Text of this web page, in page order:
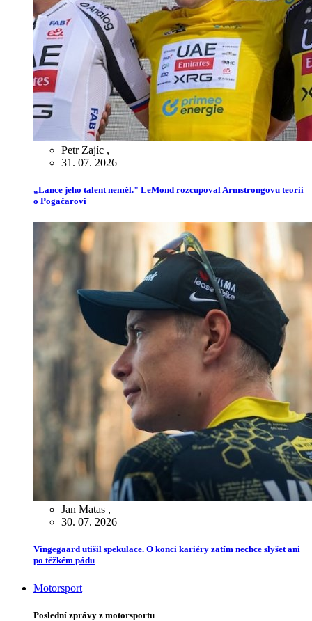
Petr Zajíc ,
31. 07. 2026
„Lance jeho talent neměl." LeMond rozcupoval Armstrongovu teorii
o Pogačarovi
Jan Matas ,
30. 07. 2026
Vingegaard utišil spekulace. O konci kariéry zatím nechce slyšet ani
po těžkém pádu
Motorsport
Poslední zprávy z motorsportu